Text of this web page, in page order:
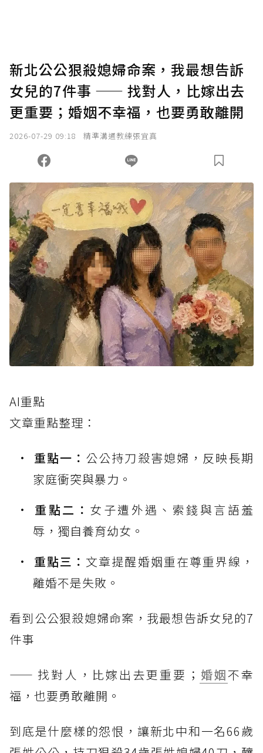
確認送出
您當前剩餘 U 利點數：0點；前往 購買點數
新北公公狠殺媳婦命案，我最想告訴
女兒的7件事 —— 找對人，比嫁出去
更重要；婚姻不幸福，也要勇敢離開
2026-07-29 09:18 精準溝通教練張宜真
AI重點
文章重點整理：
重點一： 公公持刀殺害媳婦，反映長期
家庭衝突與暴力。
重點二： 女子遭外遇、索錢與言語羞
辱，獨自養育幼女。
重點三： 文章提醒婚姻重在尊重界線，
離婚不是失敗。
看到公公狠殺媳婦命案，我最想告訴女兒的7
件事
—— 找對人，比嫁出去更重要； 婚姻不幸
福，也要勇敢離開。
到底是什麼樣的怨恨，讓新北中和一名66歲